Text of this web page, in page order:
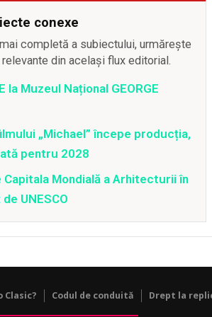
conexe
completă a subiectului, urmărește
din același flux editorial.
la Muzeul Național GEORGE
„Michael” începe producția,
pentru 2028
Capitala Mondială a Arhitecturii în
UNESCO
Clasic? Codul de conduită Drept la